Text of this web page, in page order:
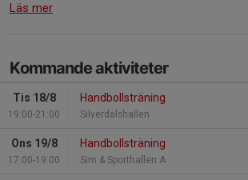
Läs mer
Kommande aktiviteter
Tis 18/8
19:00-21:00
Handbollsträning
Silverdalshallen
Ons 19/8
17:00-19:00
Handbollsträning
Sim & Sporthallen A